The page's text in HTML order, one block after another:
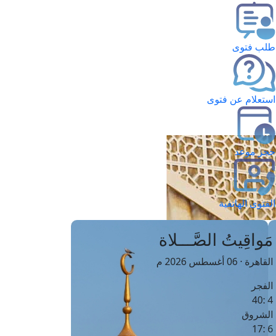
طلب فتوى
استعلام عن فتوى
حجز موعد
الفتوى الهاتفية
مَواقِيتُ الصَّـــلاة
القاهرة · 06 أغسطس 2026 م
الفجر
4 :40
الشروق
6 :17